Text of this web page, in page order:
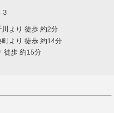
3
より 徒歩 約2分
より 徒歩 約14分
徒歩 約15分